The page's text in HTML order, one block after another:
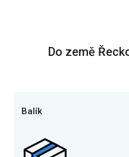
Do země
Balík